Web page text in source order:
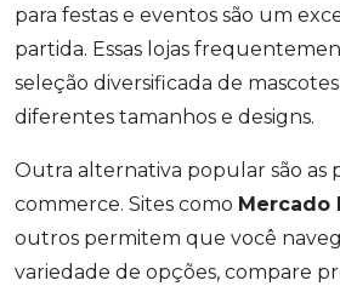
para festas e eventos são um
partida. Essas lojas
seleção diversificada de
diferentes tamanhos e designs.
Outra alternativa popular são as
commerce. Sites como Mercado
outros permitem que você
variedade de opções, compare